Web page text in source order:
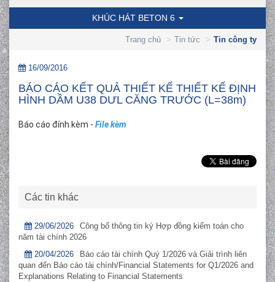
KHÚC HÁT BETON 6
Trang chủ Tin tức Tin công ty
16/09/2016
BÁO CÁO KẾT QUẢ THIẾT KẾ THIẾT KẾ ĐỊNH
HÌNH DẦM U38 DƯL CĂNG TRƯỚC (L=38m)
Báo cáo đính kèm - File kèm
Các tin khác
29/06/2026
Công bố thông tin ký Hợp đồng kiểm toán cho
năm tài chính 2026
20/04/2026
Báo cáo tài chính Quý 1/2026 và Giải trình liên
quan đến Báo cáo tài chính/Financial Statements for Q1/2026 and
Explanations Relating to Financial Statements